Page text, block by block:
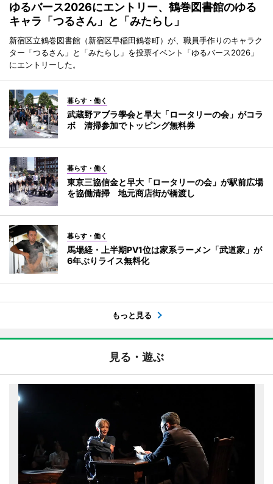
ゆるバース2026にエントリー、鶴巻図書館のゆる
キャラ「つるさん」と「みたらし」
新宿区立鶴巻図書館（新宿区早稲田鶴巻町）が、職員手作りのキャラク
ター「つるさん」と「みたらし」を投票イベント「ゆるバース2026」
にエントリーした。
暮らす・働く
武蔵野アブラ學会と早大「ロータリーの会」がコラ
ボ 清掃参加でトッピング無料券
暮らす・働く
東京三協信金と早大「ロータリーの会」が駅前広場
を協働清掃 地元商店街が橋渡し
暮らす・働く
馬場経・上半期PV1位は家系ラーメン「武道家」が
6年ぶりライス無料化
もっと見る
見る・遊ぶ